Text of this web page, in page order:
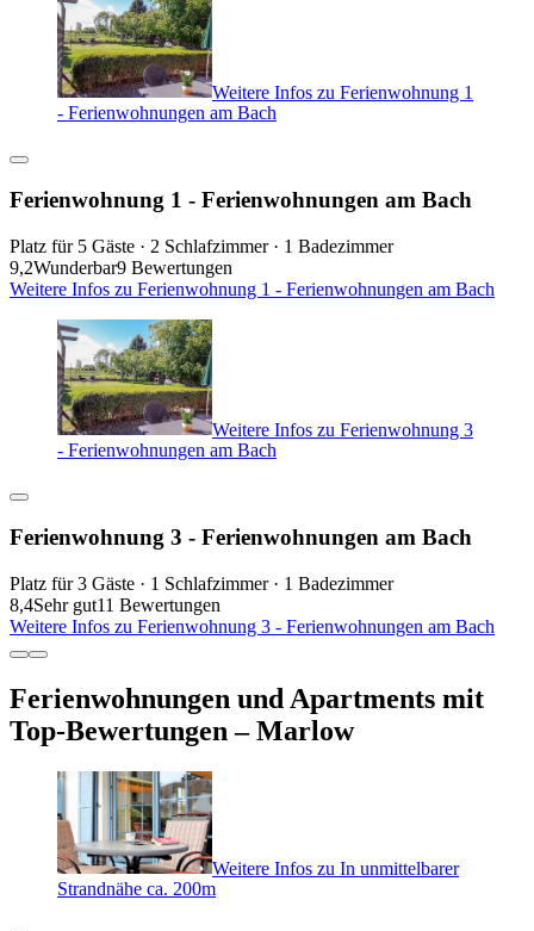
Weitere Infos zu Ferienwohnung 1
- Ferienwohnungen am Bach
Ferienwohnung 1 - Ferienwohnungen am Bach
Platz für 5 Gäste · 2 Schlafzimmer · 1 Badezimmer
9,2Wunderbar9 Bewertungen
Weitere Infos zu Ferienwohnung 1 - Ferienwohnungen am Bach
Weitere Infos zu Ferienwohnung 3
- Ferienwohnungen am Bach
Ferienwohnung 3 - Ferienwohnungen am Bach
Platz für 3 Gäste · 1 Schlafzimmer · 1 Badezimmer
8,4Sehr gut11 Bewertungen
Weitere Infos zu Ferienwohnung 3 - Ferienwohnungen am Bach
Ferienwohnungen und Apartments mit
Top-Bewertungen – Marlow
Weitere Infos zu In unmittelbarer
Strandnähe ca. 200m